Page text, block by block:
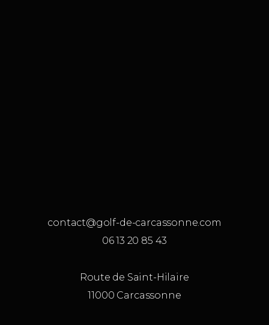
contact@golf-de-carcassonne.com
06 13 20 85 43
Route de Saint-Hilaire
11000 Carcassonne